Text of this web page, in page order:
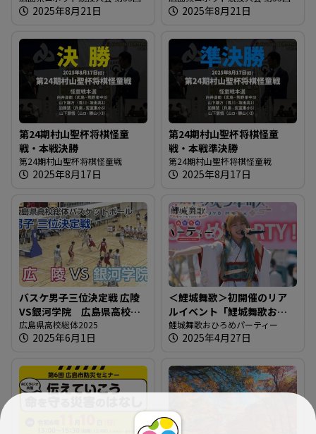
2025年8月21日 2025年8月21日
第24期村山聖杯将棋怪童
戦・本戦決勝
第24期村山聖杯将棋怪童戦
2025年8月17日
第24期村山聖杯将棋怪童
戦・本戦準決勝
第24期村山聖杯将棋怪童戦
2025年8月17日
バスケ男子三位決定戦 広陵
VS銀河学院 広島県高校総
体2025
広島県高校総体2025
2025年6月1日
＜鯉城舞歌＞初開催のリア
ルイベント「鯉城舞歌おひ
ろめパーティー」＠楽曲や
レモンチダンスの披露も！
鯉城舞歌おひろめパーティー
2025年4月27日